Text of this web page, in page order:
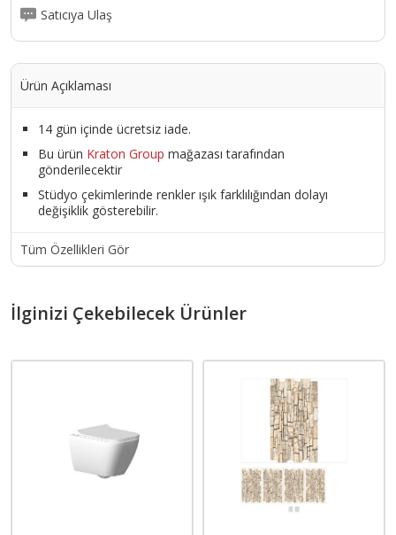
Satıcıya Ulaş
Ürün Açıklaması
14 gün içinde ücretsiz iade.
Bu ürün Kraton Group mağazası tarafından
gönderilecektir
Stüdyo çekimlerinde renkler ışık farklılığından dolayı
değişiklik gösterebilir.
Tüm Özellikleri Gör
İlginizi Çekebilecek Ürünler